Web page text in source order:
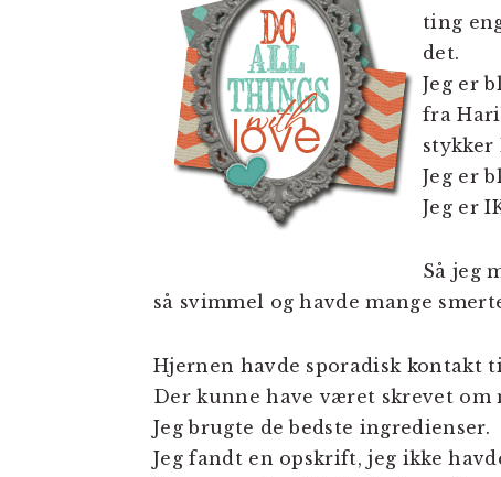
ting
det.
Jeg er
fra
stykker
Jeg er
Jeg er
Så jeg
så svimmel og havde mange
Hjernen havde sporadisk kontakt
Der kunne have været skrevet om
Jeg brugte de bedste ingredienser.
Jeg fandt en opskrift, jeg ikke